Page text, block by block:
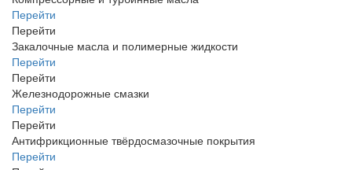
Перейти
Перейти
Закалочные масла и полимерные жидкости
Перейти
Перейти
Железнодорожные смазки
Перейти
Перейти
Антифрикционные твёрдосмазочные покрытия
Перейти